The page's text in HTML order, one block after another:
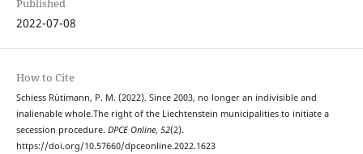
Published
2022-07-08
How to Cite
Schiess Rütimann, P. M. (2022). Since 2003, no longer an indivisible and
inalienable whole.The right of the Liechtenstein municipalities to initiate a
secession procedure. DPCE Online, 52(2).
https://doi.org/10.57660/dpceonline.2022.1623